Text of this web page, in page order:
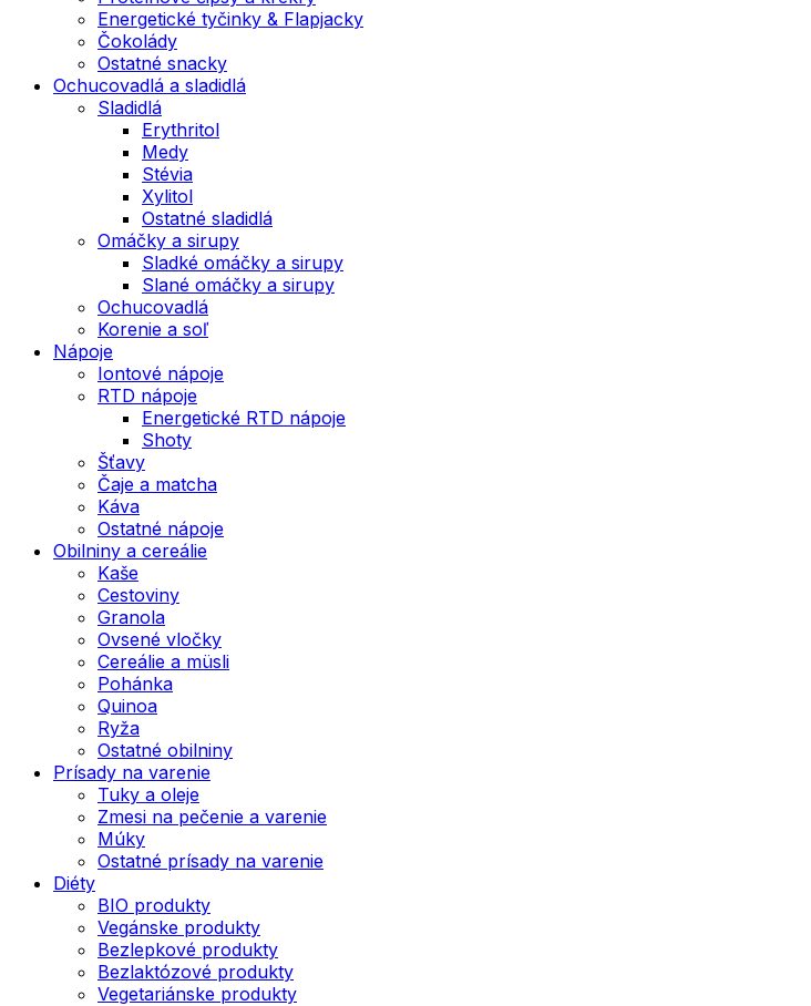
Energetické tyčinky & Flapjacky
Čokolády
Ostatné snacky
Ochucovadlá a sladidlá
Sladidlá
Erythritol
Medy
Stévia
Xylitol
Ostatné sladidlá
Omáčky a sirupy
Sladké omáčky a sirupy
Slané omáčky a sirupy
Ochucovadlá
Korenie a soľ
Nápoje
Iontové nápoje
RTD nápoje
Energetické RTD nápoje
Shoty
Šťavy
Čaje a matcha
Káva
Ostatné nápoje
Obilniny a cereálie
Kaše
Cestoviny
Granola
Ovsené vločky
Cereálie a müsli
Pohánka
Quinoa
Ryža
Ostatné obilniny
Prísady na varenie
Tuky a oleje
Zmesi na pečenie a varenie
Múky
Ostatné prísady na varenie
Diéty
BIO produkty
Vegánske produkty
Bezlepkové produkty
Bezlaktózové produkty
Vegetariánske produkty